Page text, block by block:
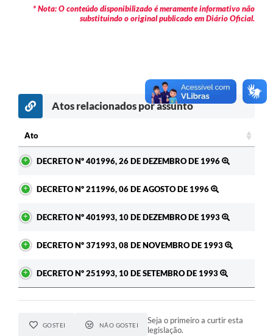
Prefeito por um dia
Atendimento Médico
* Nota: O conteúdo disponibilizado é meramente informativo não
substituindo o original publicado em Diário Oficial.
Atos relacionados por assunto
Ato
DECRETO Nº 401996, 26 DE DEZEMBRO DE 1996
DECRETO Nº 211996, 06 DE AGOSTO DE 1996
DECRETO Nº 401993, 10 DE DEZEMBRO DE 1993
DECRETO Nº 371993, 08 DE NOVEMBRO DE 1993
DECRETO Nº 251993, 10 DE SETEMBRO DE 1993
GOSTEI NÃO GOSTEI
Seja o primeiro a curtir esta
legislação.